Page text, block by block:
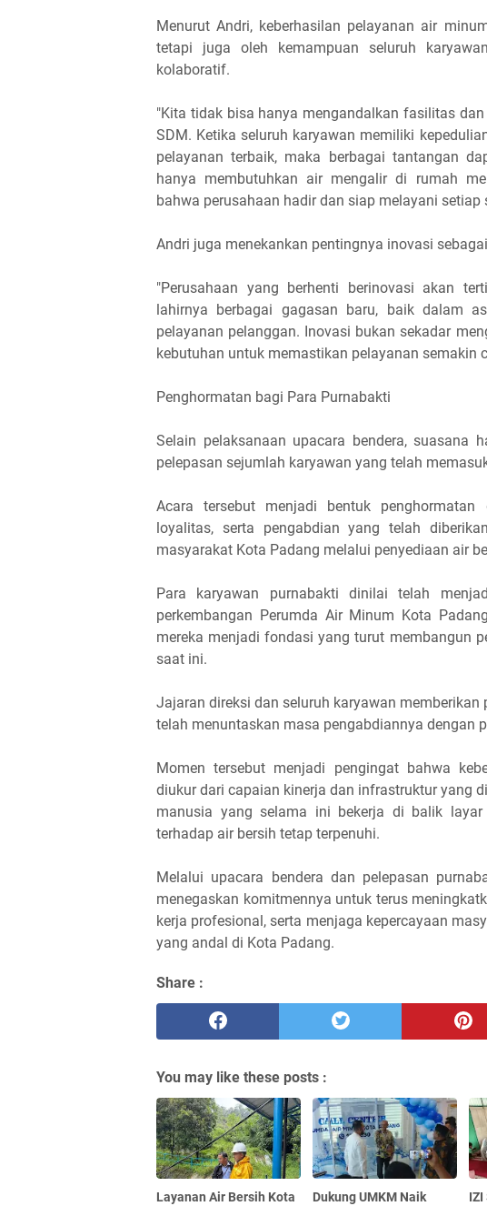
Menurut Andri, keberhasilan pelayanan air
tetapi juga oleh kemampuan seluruh
kolaboratif.
"Kita tidak bisa hanya mengandalkan fasilitas
SDM. Ketika seluruh karyawan memiliki
pelayanan terbaik, maka berbagai tantangan
hanya membutuhkan air mengalir di rumah
bahwa perusahaan hadir dan siap melayani setiap
Andri juga menekankan pentingnya inovasi
"Perusahaan yang berhenti berinovasi akan
lahirnya berbagai gagasan baru, baik dalam
pelayanan pelanggan. Inovasi bukan sekadar
kebutuhan untuk memastikan pelayanan semakin
Penghormatan bagi Para Purnabakti
Selain pelaksanaan upacara bendera, suasana
pelepasan sejumlah karyawan yang telah
Acara tersebut menjadi bentuk
loyalitas, serta pengabdian yang telah
masyarakat Kota Padang melalui penyediaan air
Para karyawan purnabakti dinilai telah
perkembangan Perumda Air Minum Kota
mereka menjadi fondasi yang turut membangun
saat ini.
Jajaran direksi dan seluruh karyawan
telah menuntaskan masa pengabdiannya dengan
Momen tersebut menjadi pengingat bahwa
diukur dari capaian kinerja dan infrastruktur yang
manusia yang selama ini bekerja di balik
terhadap air bersih tetap terpenuhi.
Melalui upacara bendera dan pelepasan
menegaskan komitmennya untuk terus
kerja profesional, serta menjaga kepercayaan
yang andal di Kota Padang.
Share :
You may like these posts :
Layanan Air Bersih Kota Dukung UMKM Naik IZI